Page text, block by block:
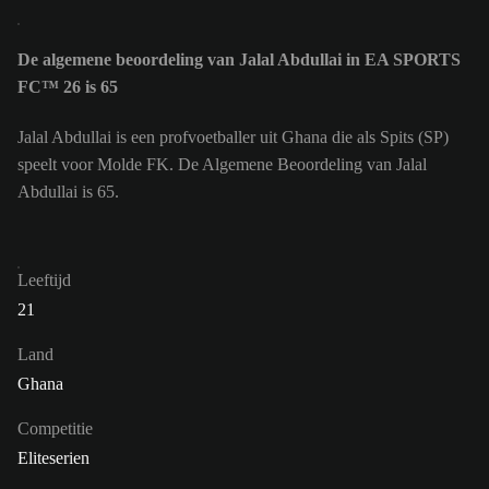
De algemene beoordeling van Jalal Abdullai in EA SPORTS
FC™ 26 is 65
Jalal Abdullai is een profvoetballer uit Ghana die als Spits (SP)
speelt voor Molde FK. De Algemene Beoordeling van Jalal
Abdullai is 65.
Leeftijd
21
Land
Ghana
Competitie
Eliteserien